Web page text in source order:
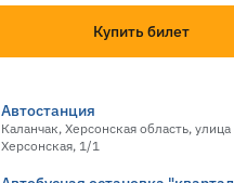
Купить билет
Автостанция
Каланчак, Херсонская область, улица
Херсонская, 1/1